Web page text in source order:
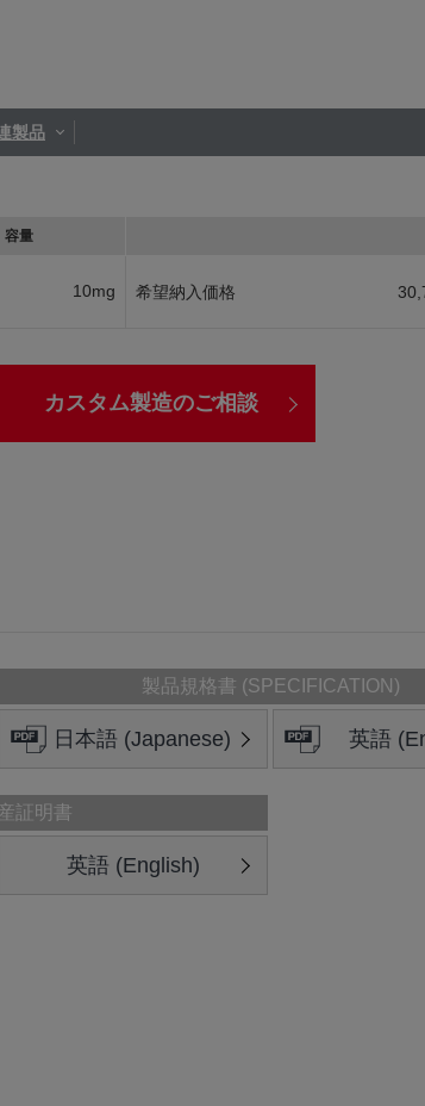
製品
容量
10mg 希望納入価格
カスタム製造のご相談
製品規格書 (SPECIFICATION)
日本語 (Japanese) 英語
証明書
英語 (English)